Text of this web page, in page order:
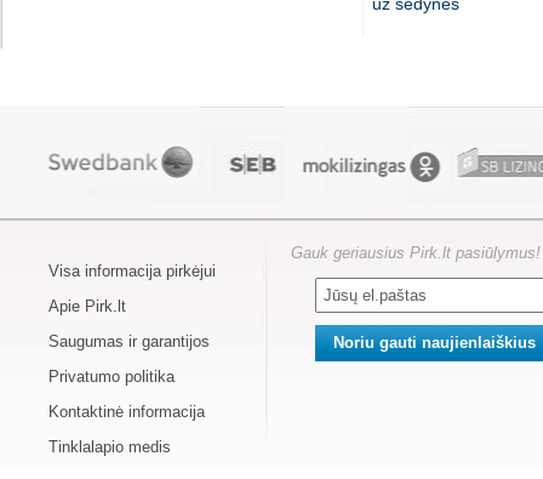
už sėdynės
Visa informacija pirkėjui
Apie Pirk.lt
Saugumas ir garantijos
Privatumo politika
Kontaktinė informacija
Tinklalapio medis
Gauk geriausius Pirk.lt pasiūlymus!